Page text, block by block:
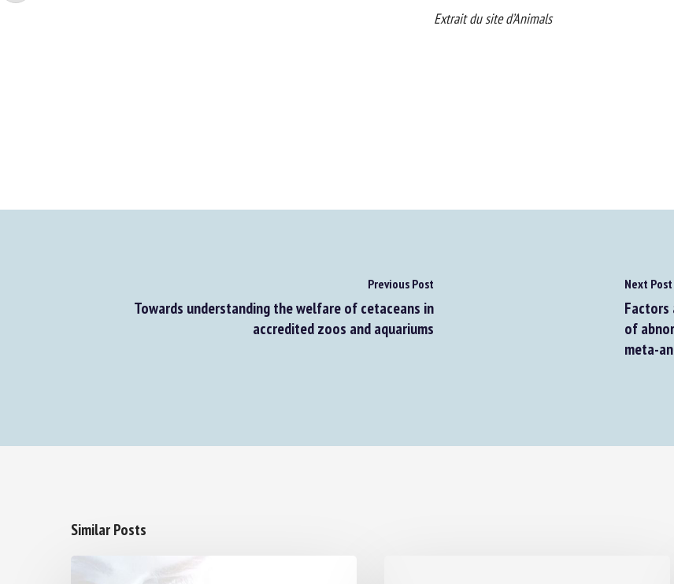
Extrait du site d’Animals
Previous Post
Towards understanding the welfare of cetaceans in
accredited zoos and aquariums
Next Post
Factors
of
meta-
Similar Posts